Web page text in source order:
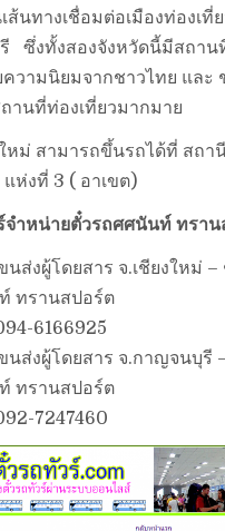
ส้นทางเชื่อมต่อเมืองท่องเที่
ซึ่งทั้งสองจังหวัดนี้มีสถาน
วามนิยมจากชาวไทย และ
านที่ท่องเที่ยวมากมาย
ใหม่ สามารถขึ้นรถได้ที่ สถา
แห่งที่ 3 ( อาเขต)
ร์จำหน่ายตั๋วรถศศนันท์ ทรา
นส่งผู้โดยสาร จ.เชียงใหม่
ทรานสปอร์ต
6166925
นส่งผู้โดยสาร จ.กาญจนบุรี
ทรานสปอร์ต
7247460